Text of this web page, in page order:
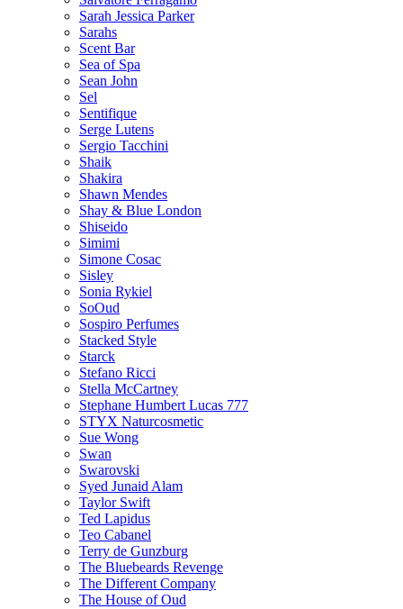
Sarah Jessica Parker
Sarahs
Scent Bar
Sea of Spa
Sean John
Sel
Sentifique
Serge Lutens
Sergio Tacchini
Shaik
Shakira
Shawn Mendes
Shay & Blue London
Shiseido
Simimi
Simone Cosac
Sisley
Sonia Rykiel
SoOud
Sospiro Perfumes
Stacked Style
Starck
Stefano Ricci
Stella McCartney
Stephane Humbert Lucas 777
STYX Naturсosmetic
Sue Wong
Swan
Swarovski
Syed Junaid Alam
Taylor Swift
Ted Lapidus
Teo Cabanel
Terry de Gunzburg
The Bluebeards Revenge
The Different Company
The House of Oud